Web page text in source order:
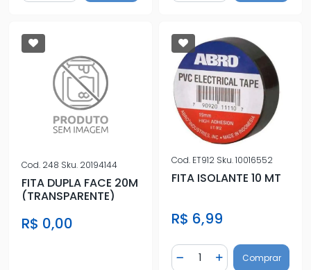
Cod. 248 Sku. 20194144
FITA DUPLA FACE 20M
(TRANSPARENTE)
R$ 0,00
Cod. ET912 Sku.10016552
FITA ISOLANTE 10 MT
R$ 6,99
Diminuir Quantidade
Quantidade
AdicionarComprar